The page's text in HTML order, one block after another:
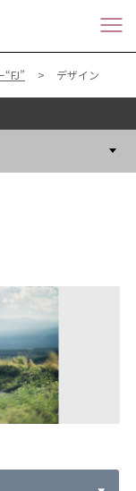
デザイン